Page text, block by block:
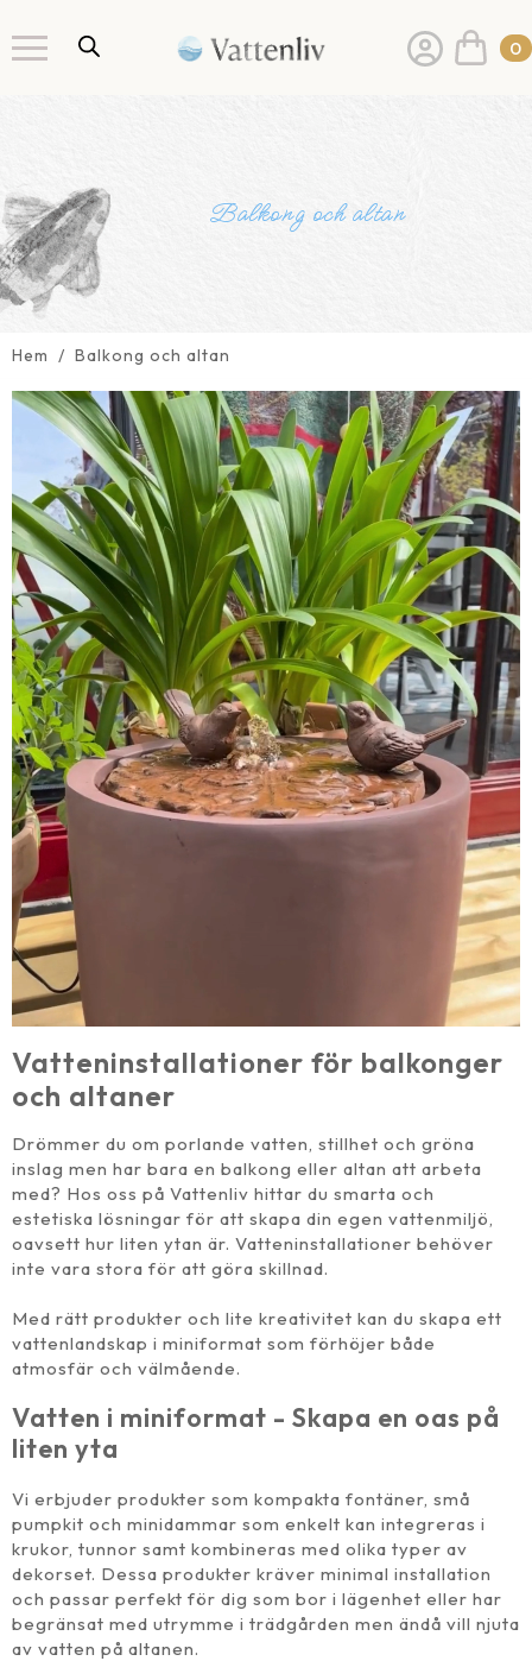
0
Balkong och altan
Hem Balkong och altan
Vatteninstallationer för balkonger
och altaner
Drömmer du om porlande vatten, stillhet och gröna
inslag men har bara en balkong eller altan att arbeta
med? Hos oss på Vattenliv hittar du smarta och
estetiska lösningar för att skapa din egen vattenmiljö,
oavsett hur liten ytan är. Vatteninstallationer behöver
inte vara stora för att göra skillnad.
Med rätt produkter och lite kreativitet kan du skapa ett
vattenlandskap i miniformat som förhöjer både
atmosfär och välmående.
Vatten i miniformat - Skapa en oas på
liten yta
Vi erbjuder produkter som kompakta fontäner, små
pumpkit och minidammar som enkelt kan integreras i
krukor, tunnor samt kombineras med olika typer av
dekorset. Dessa produkter kräver minimal installation
och passar perfekt för dig som bor i lägenhet eller har
begränsat med utrymme i trädgården men ändå vill njuta
av vatten på altanen.